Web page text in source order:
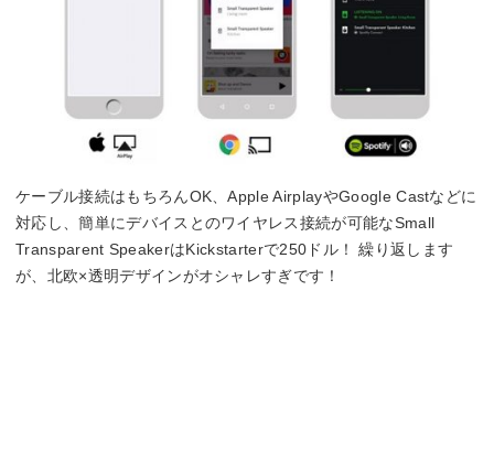
ケーブル接続はもちろんOK、Apple AirplayやGoogle Castなどに
対応し、簡単にデバイスとのワイヤレス接続が可能なSmall
Transparent SpeakerはKickstarterで250ドル！ 繰り返します
が、北欧×透明デザインがオシャレすぎです！